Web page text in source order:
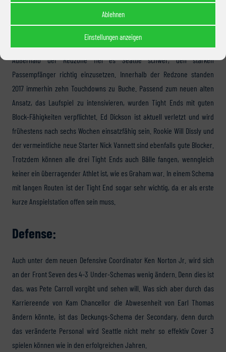
Ablehnen
Einstellungen anzeigen
eventuell Veteran Brandon Marshall einnehmen, der die Roster Cuts
überstand und fit in die Saison geht.
Bei den Tight Ends ist Jimmy Grahams Seattle-Intermezzo Geschichte.
Außerhalb der Redzone fiel es Seattle schwer, den starken
Passempfänger richtig einzusetzen. Innerhalb der Redzone standen
2017 immerhin zehn Touchdowns zu Buche. Passend zum neuen alten
Ansatz, das Laufspiel zu intensivieren, wurden Tight Ends mit guten
Block-Fähigkeiten verpflichtet. Ed Dickson ist aktuell verletzt und wird
frühestens nach sechs Wochen einsatzfähig sein. Rookie Will Dissly und
der vermeintliche neue Starter Nick Vannett sind ebenfalls gute Blocker.
Trotzdem können alle drei Tight Ends auch Bälle fangen, wenngleich
keiner ein überragender Athlet ist, wie es Graham war. In einem Schema
mit langen Routen ist der Tight End sogar sehr wichtig, da er als erste
kurze Anspielstation offen sein muss.
Defense:
Auch unter dem neuen Defensive Coordinator Ken Norton Jr. wird sich
an der Front Seven des 4-3 Under-Schemas wenig ändern. Denn dies ist
das, was Pete Carroll vorgibt und sehen will. Was sich aber durch das
Karriereende von Kam Chancellor die Abwesenheit von Earl Thomas
ändern könnte, ist das Deckungs-Schema der Secondary, denn durch
das veränderte Personal wird Seattle nicht mehr so effektiv Cover 3
spielen können wie in den erfolgreichen Jahren.